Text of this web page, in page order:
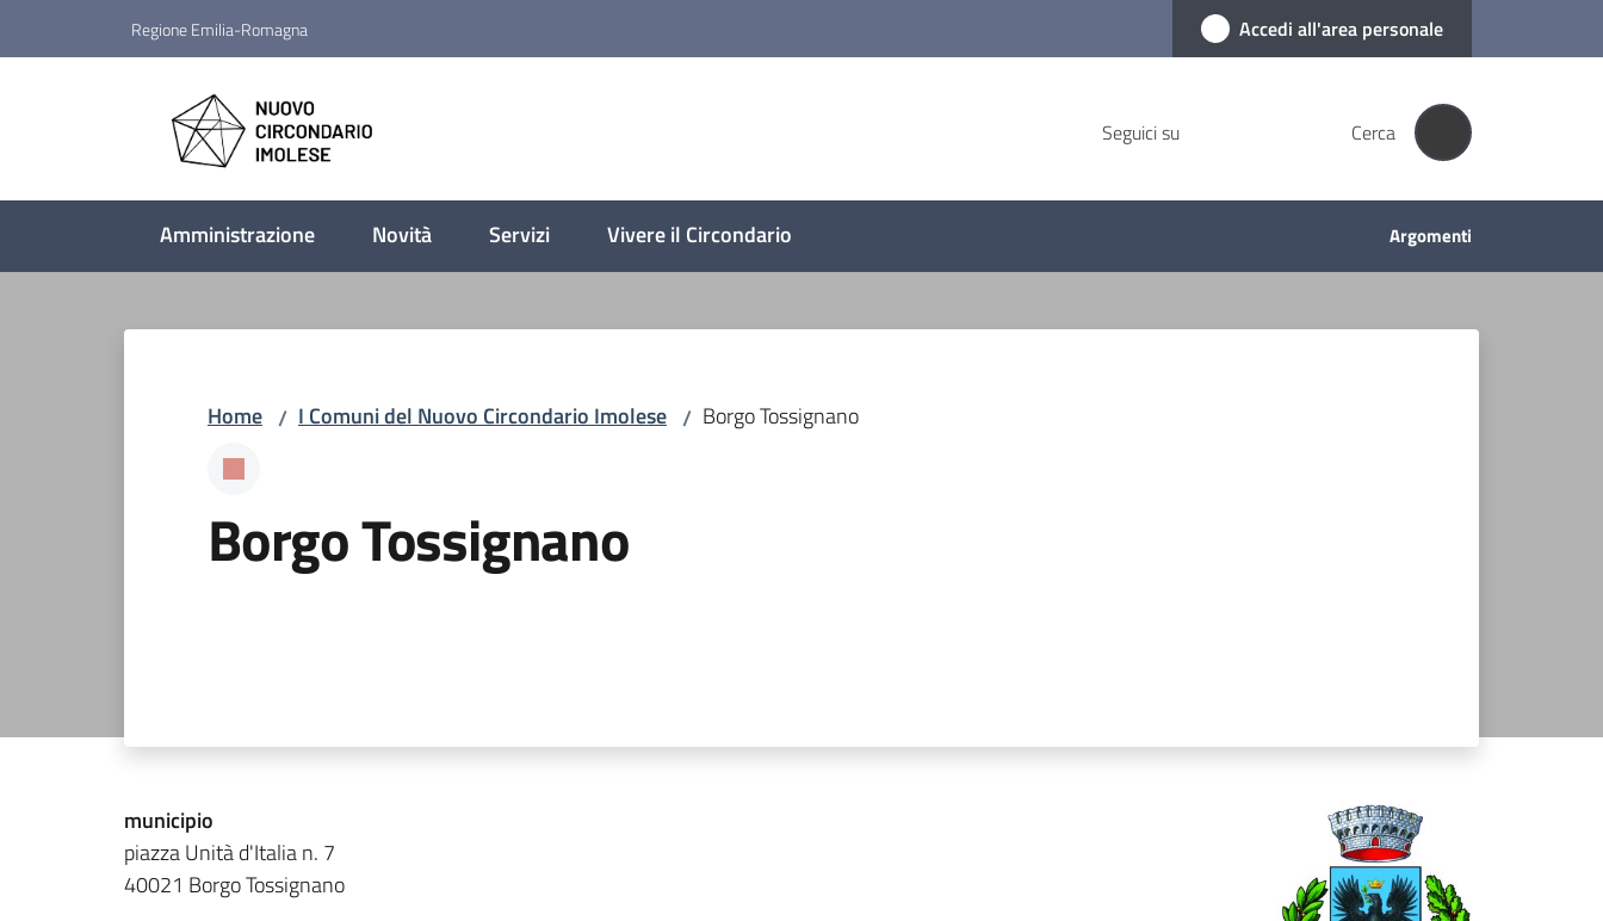
Regione Emilia-Romagna Accedi all'area personale
Nuovo Circondario Imolese Seguici su Cerca
Amministrazione Novità Servizi Vivere il Circondario Argomenti
Home / I Comuni del Nuovo Circondario Imolese / Borgo Tossignano
Borgo Tossignano
municipio
piazza Unità d'Italia n. 7
40021 Borgo Tossignano